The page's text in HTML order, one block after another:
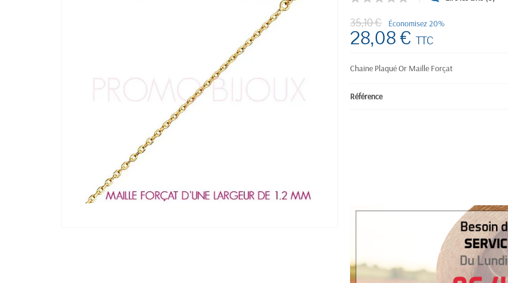
35,10 € Économisez 20%
28,08 €TTC
Chaine Plaqué Or Maille Forçat
Référence